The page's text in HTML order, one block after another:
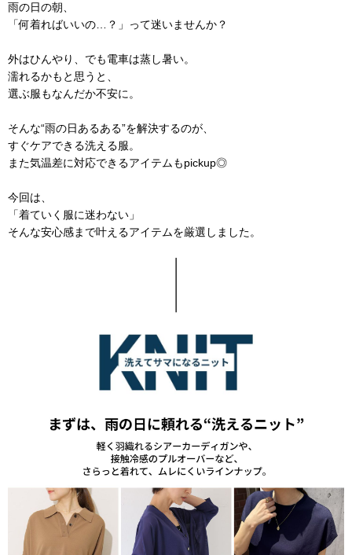
雨の日の朝、
「何着ればいいの…？」って迷いませんか？
外はひんやり、でも電車は蒸し暑い。
濡れるかもと思うと、
選ぶ服もなんだか不安に。
そんな“雨の日あるある”を解決するのが、
すぐケアできる洗える服。
また気温差に対応できるアイテムもpickup◎
今回は、
「着ていく服に迷わない」
そんな安心感まで叶えるアイテムを厳選しました。